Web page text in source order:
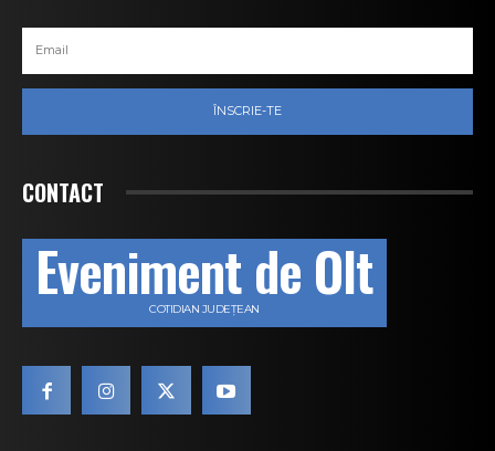
ÎNSCRIE-TE
CONTACT
Eveniment de Olt
COTIDIAN JUDEȚEAN